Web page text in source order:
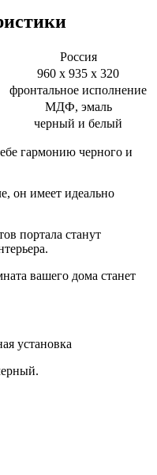
Россия
960 х 935 х 320
фронтальное исполнение
МДФ, эмаль
черный и белый
гармонию черного и
он имеет идеально
портала станут
вашего дома станет
установка